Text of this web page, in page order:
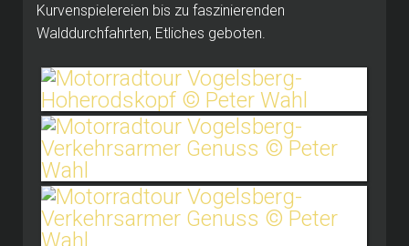
Kurvenspielereien bis zu faszinierenden
Walddurchfahrten, Etliches geboten.